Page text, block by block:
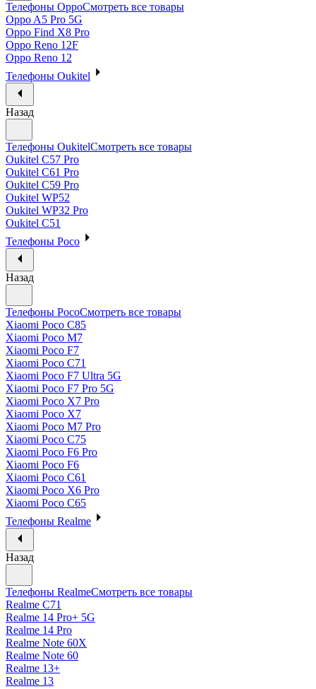
Телефоны OppoСмотреть все товары
Oppo A5 Pro 5G
Oppo Find X8 Pro
Oppo Reno 12F
Oppo Reno 12
Телефоны Oukitel
Назад
Телефоны OukitelСмотреть все товары
Oukitel C57 Pro
Oukitel C61 Pro
Oukitel C59 Pro
Oukitel WP52
Oukitel WP32 Pro
Oukitel C51
Телефоны Poco
Назад
Телефоны PocoСмотреть все товары
Xiaomi Poco C85
Xiaomi Poco M7
Xiaomi Poco F7
Xiaomi Poco C71
Xiaomi Poco F7 Ultra 5G
Xiaomi Poco F7 Pro 5G
Xiaomi Poco X7 Pro
Xiaomi Poco X7
Xiaomi Poco M7 Pro
Xiaomi Poco C75
Xiaomi Poco F6 Pro
Xiaomi Poco F6
Xiaomi Poco C61
Xiaomi Poco X6 Pro
Xiaomi Poco C65
Телефоны Realme
Назад
Телефоны RealmeСмотреть все товары
Realme C71
Realme 14 Pro+ 5G
Realme 14 Pro
Realme Note 60X
Realme Note 60
Realme 13+
Realme 13